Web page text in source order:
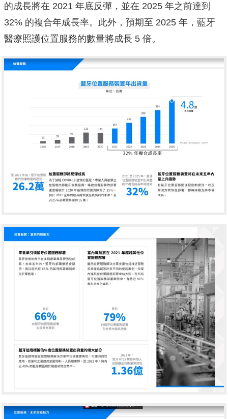
的成長將在 2021 年底反彈，並在 2025 年之前達到
32% 的複合年成長率。此外，預期至 2025 年，藍牙
醫療照護位置服務的數量將成長 5 倍。